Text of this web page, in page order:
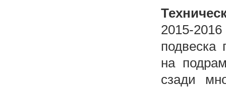
2015-
подвеска
на
сзади